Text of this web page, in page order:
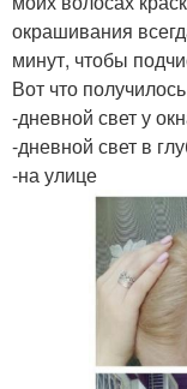
окрашивания
минут, чтобы
Вот что
-дневной свет у
-дневной свет в
-на улице